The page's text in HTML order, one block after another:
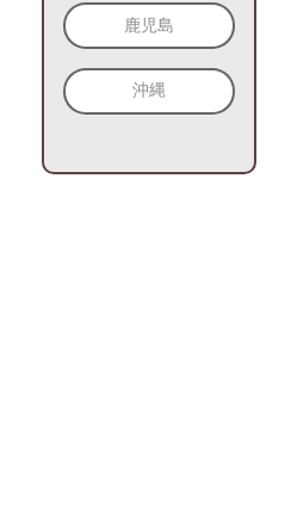
鹿児島
沖縄